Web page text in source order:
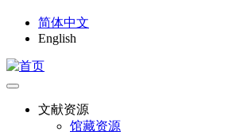
简体中文
English
文献资源
馆藏资源